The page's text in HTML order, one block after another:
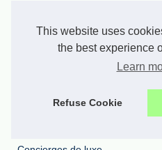
This website uses
the best experience
Learn
Refuse Cookie
Gagner en visibilité :...
Exploration Culturelle : Les...
E